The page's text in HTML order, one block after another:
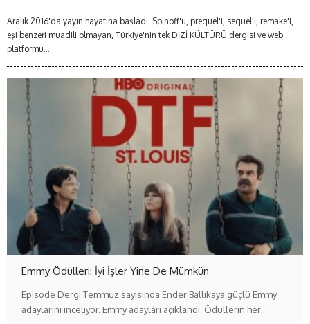
Aralık 2016'da yayın hayatına başladı. Spinoff'u, prequel'i, sequel'i, remake'i,
eşi benzeri muadili olmayan, Türkiye'nin tek DİZİ KÜLTÜRÜ dergisi ve web
platformu...
Emmy Ödülleri: İyi İşler Yine De Mümkün
Episode Dergi Temmuz sayısında Ender Ballıkaya güçlü Emmy
adaylarını inceliyor. Emmy adayları açıklandı. Ödüllerin her…